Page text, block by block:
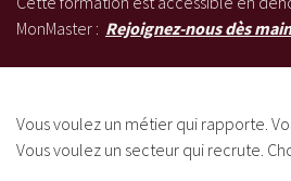
MonMaster : Rejoignez-nous dès
Vous voulez un métier qui rapporte.
Vous voulez un secteur qui recrute.